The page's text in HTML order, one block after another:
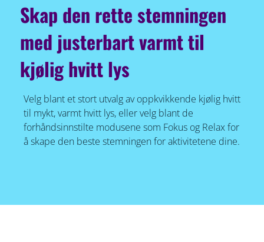
Skap den rette stemningen
med justerbart varmt til
kjølig hvitt lys
Velg blant et stort utvalg av oppkvikkende kjølig hvitt
til mykt, varmt hvitt lys, eller velg blant de
forhåndsinnstilte modusene som Fokus og Relax for
å skape den beste stemningen for aktivitetene dine.